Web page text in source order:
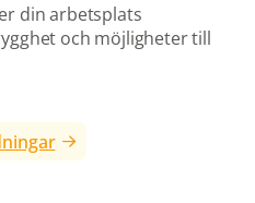
din arbetsplats
och möjligheter till